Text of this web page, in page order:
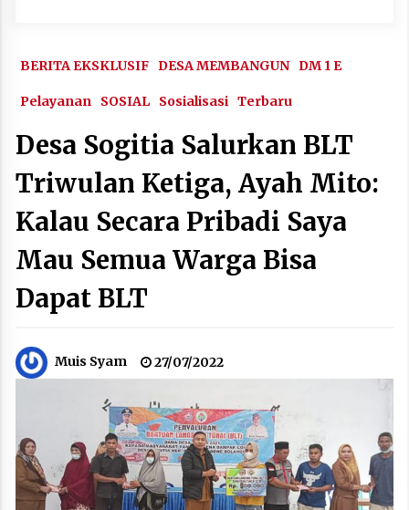
BERITA EKSKLUSIF DESA MEMBANGUN DM 1 E
Pelayanan SOSIAL Sosialisasi Terbaru
Desa Sogitia Salurkan BLT
Triwulan Ketiga, Ayah Mito:
Kalau Secara Pribadi Saya
Mau Semua Warga Bisa
Dapat BLT
Muis Syam 27/07/2022